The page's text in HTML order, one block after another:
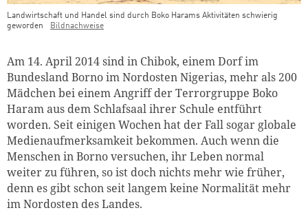
Landwirtschaft und Handel sind durch Boko Harams Aktivitäten schwierig
geworden
Bildnachweise
Am 14. April 2014 sind in Chibok, einem Dorf im
Bundesland Borno im Nordosten Nigerias, mehr als 200
Mädchen bei einem Angriff der Terrorgruppe Boko
Haram aus dem Schlafsaal ihrer Schule entführt
worden. Seit einigen Wochen hat der Fall sogar globale
Medienaufmerksamkeit bekommen. Auch wenn die
Menschen in Borno versuchen, ihr Leben normal
weiter zu führen, so ist doch nichts mehr wie früher,
denn es gibt schon seit langem keine Normalität mehr
im Nordosten des Landes.